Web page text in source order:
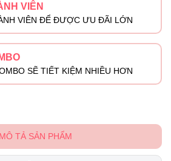
VIÊN
VIÊN ĐỂ ĐƯỢC ƯU ĐÃI LỚN
SẼ TIẾT KIỆM NHIỀU HƠN
MÔ TẢ SẢN PHẨM